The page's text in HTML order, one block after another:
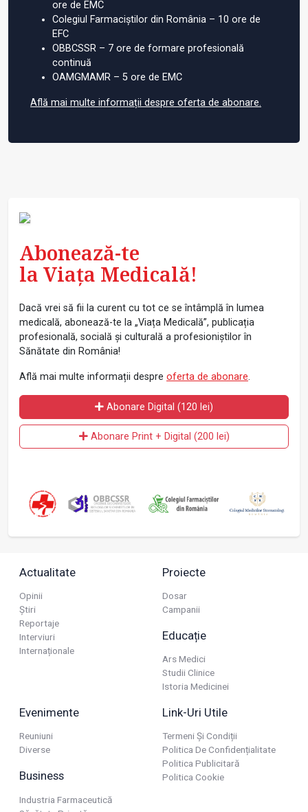
ore de EMC
Colegiul Farmaciștilor din România – 10 ore de
EFC
OBBCSSR – 7 ore de formare profesională
continuă
OAMGMAMR – 5 ore de EMC
Află mai multe informații despre oferta de abonare.
Abonează-te
la Viața Medicală!
Dacă vrei să fii la curent cu tot ce se întâmplă în lumea
medicală, abonează-te la „Viața Medicală”, publicația
profesională, socială și culturală a profesioniștilor în
Sănătate din România!
Află mai multe informații despre oferta de abonare.
Abonare Digital (120 lei)
Abonare Print + Digital (200 lei)
Actualitate
Opinii
Știri
Reportaje
Interviuri
Internaționale
Proiecte
Dosar
Campanii
Educație
Ars Medici
Studii Clinice
Istoria Medicinei
Evenimente
Reuniuni
Diverse
Business
Industria Farmaceutică
Link-Uri Utile
Termeni Și Condiții
Politica De Confidențialitate
Politica Publicitară
Politica Cookie